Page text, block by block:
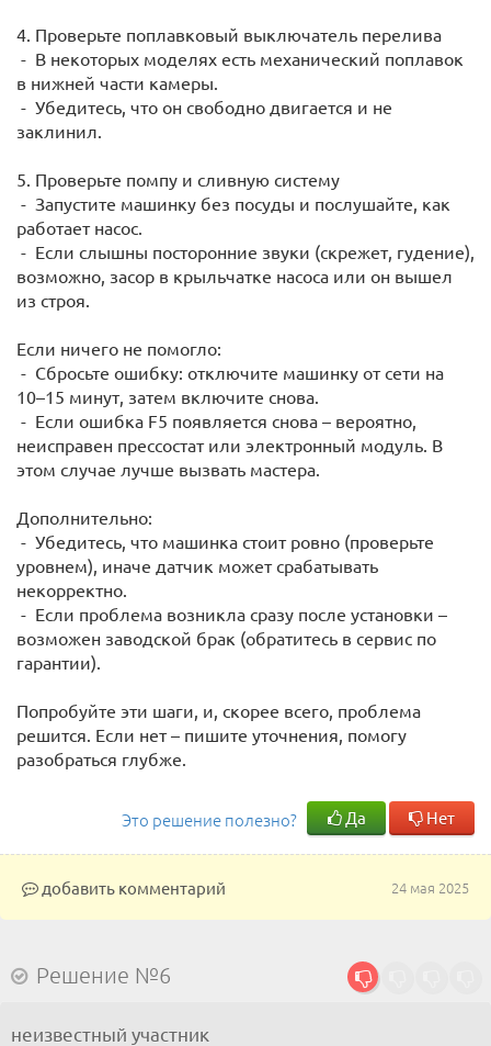
4. Проверьте поплавковый выключатель перелива
- В некоторых моделях есть механический поплавок
в нижней части камеры.
- Убедитесь, что он свободно двигается и не
заклинил.
5. Проверьте помпу и сливную систему
- Запустите машинку без посуды и послушайте, как
работает насос.
- Если слышны посторонние звуки (скрежет, гудение),
возможно, засор в крыльчатке насоса или он вышел
из строя.
Если ничего не помогло:
- Сбросьте ошибку: отключите машинку от сети на
10–15 минут, затем включите снова.
- Если ошибка F5 появляется снова – вероятно,
неисправен прессостат или электронный модуль. В
этом случае лучше вызвать мастера.
Дополнительно:
- Убедитесь, что машинка стоит ровно (проверьте
уровнем), иначе датчик может срабатывать
некорректно.
- Если проблема возникла сразу после установки –
возможен заводской брак (обратитесь в сервис по
гарантии).
Попробуйте эти шаги, и, скорее всего, проблема
решится. Если нет – пишите уточнения, помогу
разобраться глубже.
Это решение полезно? Да Нет
24 мая 2025
добавить комментарий
Решение №6
неизвестный участник